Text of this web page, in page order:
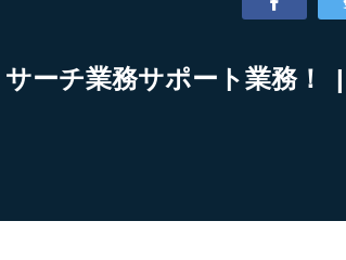
ーチ業務サポート業務！